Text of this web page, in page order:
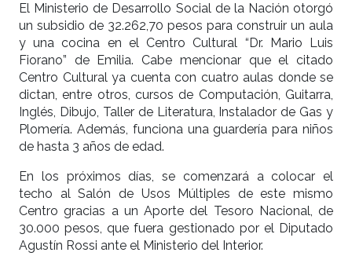
El Ministerio de Desarrollo Social de la Nación otorgó
un subsidio de 32.262,70 pesos para construir un aula
y una cocina en el Centro Cultural “Dr. Mario Luis
Fiorano” de Emilia. Cabe mencionar que el citado
Centro Cultural ya cuenta con cuatro aulas donde se
dictan, entre otros, cursos de Computación, Guitarra,
Inglés, Dibujo, Taller de Literatura, Instalador de Gas y
Plomería. Además, funciona una guardería para niños
de hasta 3 años de edad.
En los próximos días, se comenzará a colocar el
techo al Salón de Usos Múltiples de este mismo
Centro gracias a un Aporte del Tesoro Nacional, de
30.000 pesos, que fuera gestionado por el Diputado
Agustín Rossi ante el Ministerio del Interior.